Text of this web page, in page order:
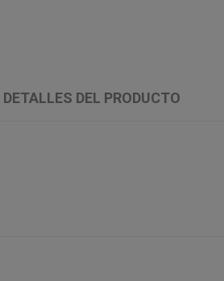
DETALLES DEL PRODUCTO